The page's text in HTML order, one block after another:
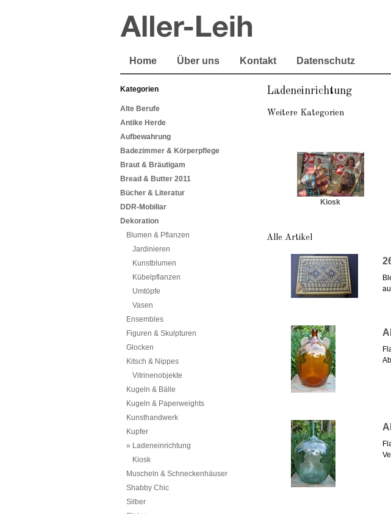
Home Über uns Kontakt Datenschutz
Kategorien
Alte Berufe
Antike Herde
Aufbewahrung
Badezimmer & Körperpflege
Braut & Bräutigam
Bread & Butter 2011
Bücher & Literatur
DDR-Mobiliar
Dekoration
Blumen & Pflanzen
Jardinieren
Kunstblumen
Kübelpflanzen
Umtöpfe
Vasen
Ensembles
Figuren & Skulpturen
Glocken
Kitsch & Nippes
Vitrinenobjekte
Kugeln & Bälle
Kugeln & Paperweights
Kunsthandwerk
Kupfer
Ladeneinrichtung
Kiosk
Muscheln & Schneckenhäuser
Shabby Chic
Silber
Ladeneinrichtung
Weitere Kategorien
Kiosk
Alle Artikel